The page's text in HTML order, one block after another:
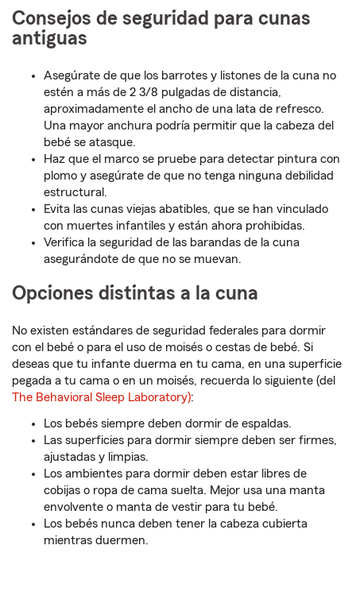
Consejos de seguridad para cunas
antiguas
Asegúrate de que los barrotes y listones de la cuna no
estén a más de 2 3/8 pulgadas de distancia,
aproximadamente el ancho de una lata de refresco.
Una mayor anchura podría permitir que la cabeza del
bebé se atasque.
Haz que el marco se pruebe para detectar pintura con
plomo y asegúrate de que no tenga ninguna debilidad
estructural.
Evita las cunas viejas abatibles, que se han vinculado
con muertes infantiles y están ahora prohibidas.
Verifica la seguridad de las barandas de la cuna
asegurándote de que no se muevan.
Opciones distintas a la cuna
No existen estándares de seguridad federales para dormir
con el bebé o para el uso de moisés o cestas de bebé. Si
deseas que tu infante duerma en tu cama, en una superficie
pegada a tu cama o en un moisés, recuerda lo siguiente (del
The Behavioral Sleep Laboratory):
Los bebés siempre deben dormir de espaldas.
Las superficies para dormir siempre deben ser firmes,
ajustadas y limpias.
Los ambientes para dormir deben estar libres de
cobijas o ropa de cama suelta. Mejor usa una manta
envolvente o manta de vestir para tu bebé.
Los bebés nunca deben tener la cabeza cubierta
mientras duermen.